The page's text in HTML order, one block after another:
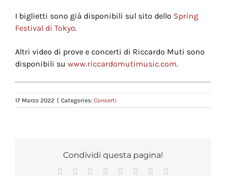
I biglietti sono già disponibili sul sito dello Spring
Festival di Tokyo.
Altri video di prove e concerti di Riccardo Muti sono
disponibili su www.riccardomutimusic.com.
17 Marzo 2022 Categories: Concerti
Condividi questa pagina!
Facebook Reddit LinkedIn
TumblrPinterest